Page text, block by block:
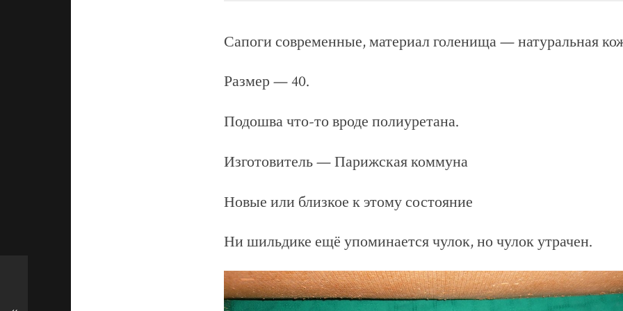
Сапоги современные, материал голенища — натуральная
Размер — 40.
Подошва что-то вроде полиуретана.
Изготовитель — Парижская коммуна
Новые или близкое к этому состояние
Ни шильдике ещё упоминается чулок, но чулок утрачен.